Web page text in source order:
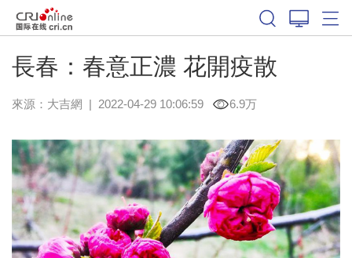
長春：春意正濃 花開疫散
來源： 大吉網 | 2022-04-29 10:06:59 6.9万